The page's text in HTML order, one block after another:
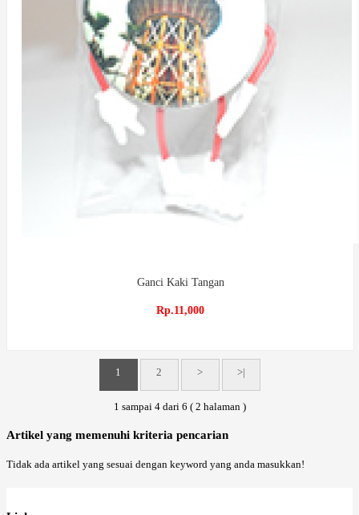
Ganci Kaki Tangan
Rp.11,000
1 2 > >|
1 sampai 4 dari 6 ( 2 halaman )
Artikel yang memenuhi kriteria pencarian
Tidak ada artikel yang sesuai dengan keyword yang anda masukkan!